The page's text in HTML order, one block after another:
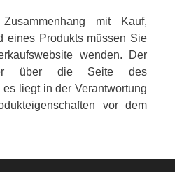
mit Kauf,
eines Produkts müssen Sie
wenden. Der
über die Seite des
liegt in der Verantwortung
vor dem